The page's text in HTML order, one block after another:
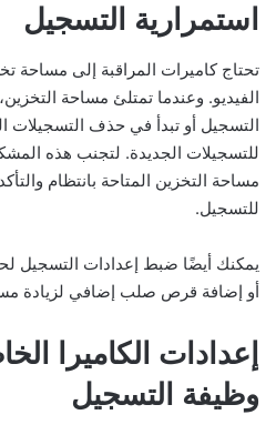
استمرارية التسجيل
تحتاج كاميرات المراقبة إلى مساحة
الفيديو. وعندما تمتلئ مساحة
التسجيل أو تبدأ في حذف التسجيلات
للتسجيلات الجديدة. لتجنب هذه
مساحة التخزين المتاحة بانتظام
للتسجيل.
يمكنك أيضًا ضبط إعدادات التسجيل
أو إضافة قرص صلب إضافي لزيادة
إعدادات الكاميرا
وظيفة التسجيل